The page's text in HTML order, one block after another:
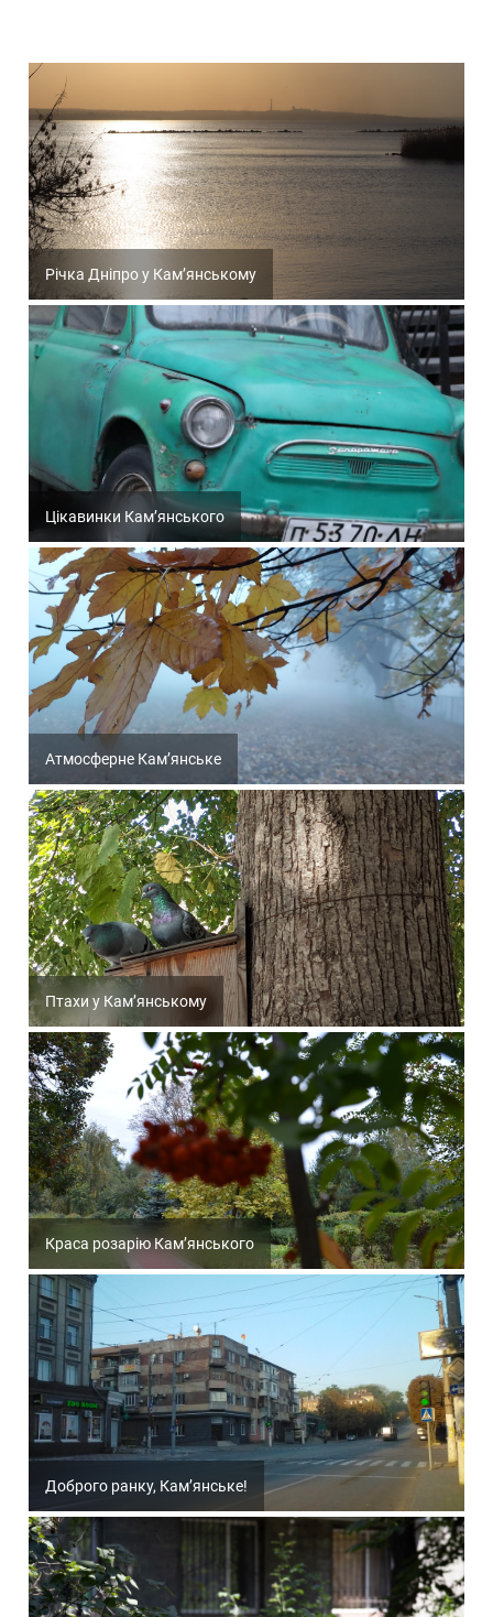
Річка Дніпро у Кам’янському
Цікавинки Кам’янського
Атмосферне Кам’янське
Птахи у Кам’янському
Краса розарію Кам’янського
Доброго ранку, Кам’янське!